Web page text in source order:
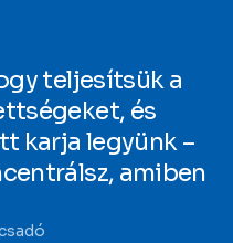
teljesítsük a
és
karja legyünk –
amiben